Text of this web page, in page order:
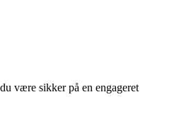
være sikker på en engageret